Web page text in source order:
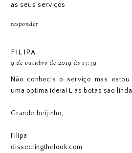
as seus serviços
responder
FILIPA
9 de outubro de 2019 às 13:39
Não conhecia o serviço mas estou
uma optima ideia! E as botas são
Grande beijinho,
Filipa
dissectingthelook.com